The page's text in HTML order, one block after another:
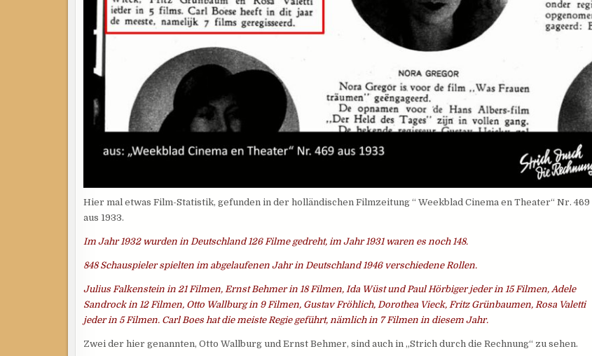
Hier mal etwas Film-Statistik, gefunden in der holländischen Filmzeitung “ Weekblad Cinema en Theater“ Nr. 469
aus 1933.
Im Jahr 1932 wurden in Deutschland 126 Filme gedreht, im Jahr 1931 waren es noch 148.
848 Schauspieler spielten im abgelaufenen Jahr in Deutschland 1946 verschiedene Rollen.
Julius Falkenstein in 21 Filmen, Ernst Behmer in 18 Filmen, Ida Wüst und Paul Hörbiger jeder in 15 Filmen, Adele
Sandrock in 12 Filmen, Otto Wallburg in 9 Filmen, Gustav Fröhlich, Dorothea Vieck, Fritz Grünbaumen, Rosa Valetti
jeder in 5 Filmen. Carl Boes hat die meiste Regie geführt, nämlich in 7 Filmen in diesem Jahr.
Zwei der hier genannten, Otto Wallburg und Ernst Behmer, sind auch in „Strich durch die Rechnung“ zu sehen.